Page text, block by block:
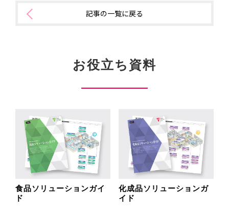
記事の一覧に戻る
お役立ち資料
食品ソリューションガイ
ド
化成品ソリューションガ
イド